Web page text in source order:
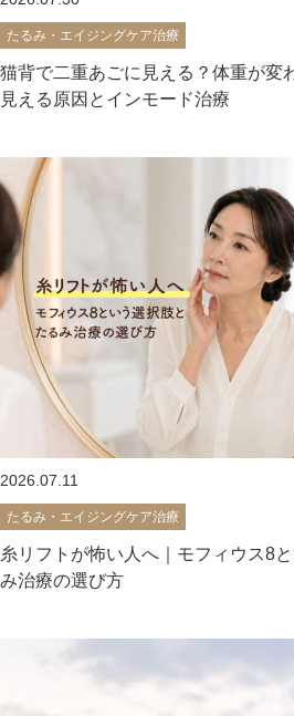
たるみ・エイジングケア治療
猫背で二重あごに見える？体重が変
見える原因とインモード治療
2026.07.11
たるみ・エイジングケア治療
糸リフトが怖い人へ｜モフィウス8
み治療の選び方